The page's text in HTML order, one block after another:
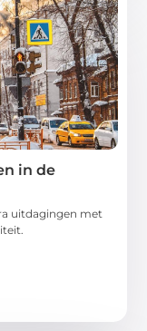
in de
uitdagingen met